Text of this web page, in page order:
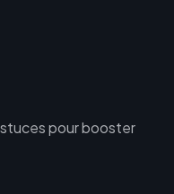
pour booster